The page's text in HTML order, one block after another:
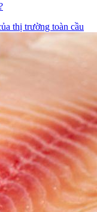
thị trường toàn cầu